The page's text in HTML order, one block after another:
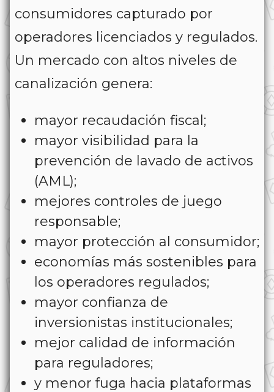
consumidores capturado por
operadores licenciados y regulados.
Un mercado con altos niveles de
canalización genera:
mayor recaudación fiscal;
mayor visibilidad para la
prevención de lavado de activos
(AML);
mejores controles de juego
responsable;
mayor protección al consumidor;
economías más sostenibles para
los operadores regulados;
mayor confianza de
inversionistas institucionales;
mejor calidad de información
para reguladores;
y menor fuga hacia plataformas